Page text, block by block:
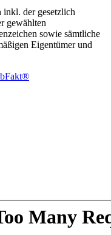
inkl. der gesetzlich
gewählten
sowie sämtliche
Eigentümer und